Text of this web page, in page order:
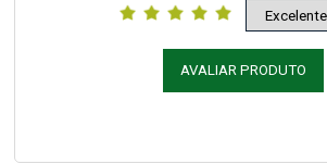
AVALIAR PRODUTO